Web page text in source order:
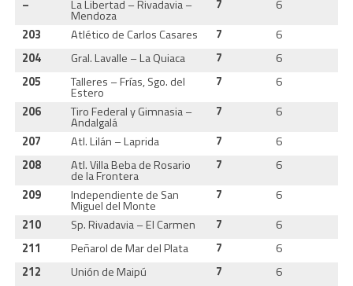
–
La Libertad – Rivadavia –
Mendoza
7 6
203
Atlético de Carlos Casares 7 6
204
Gral. Lavalle – La Quiaca 7 6
205
Talleres – Frías, Sgo. del
Estero
7 6
206
Tiro Federal y Gimnasia –
Andalgalá
7 6
207
Atl. Lilán – Laprida 7 6
208
Atl. Villa Beba de Rosario
de la Frontera
7 6
209
Independiente de San
Miguel del Monte
7 6
210
Sp. Rivadavia – El Carmen 7 6
211
Peñarol de Mar del Plata 7 6
212
Unión de Maipú 7 6